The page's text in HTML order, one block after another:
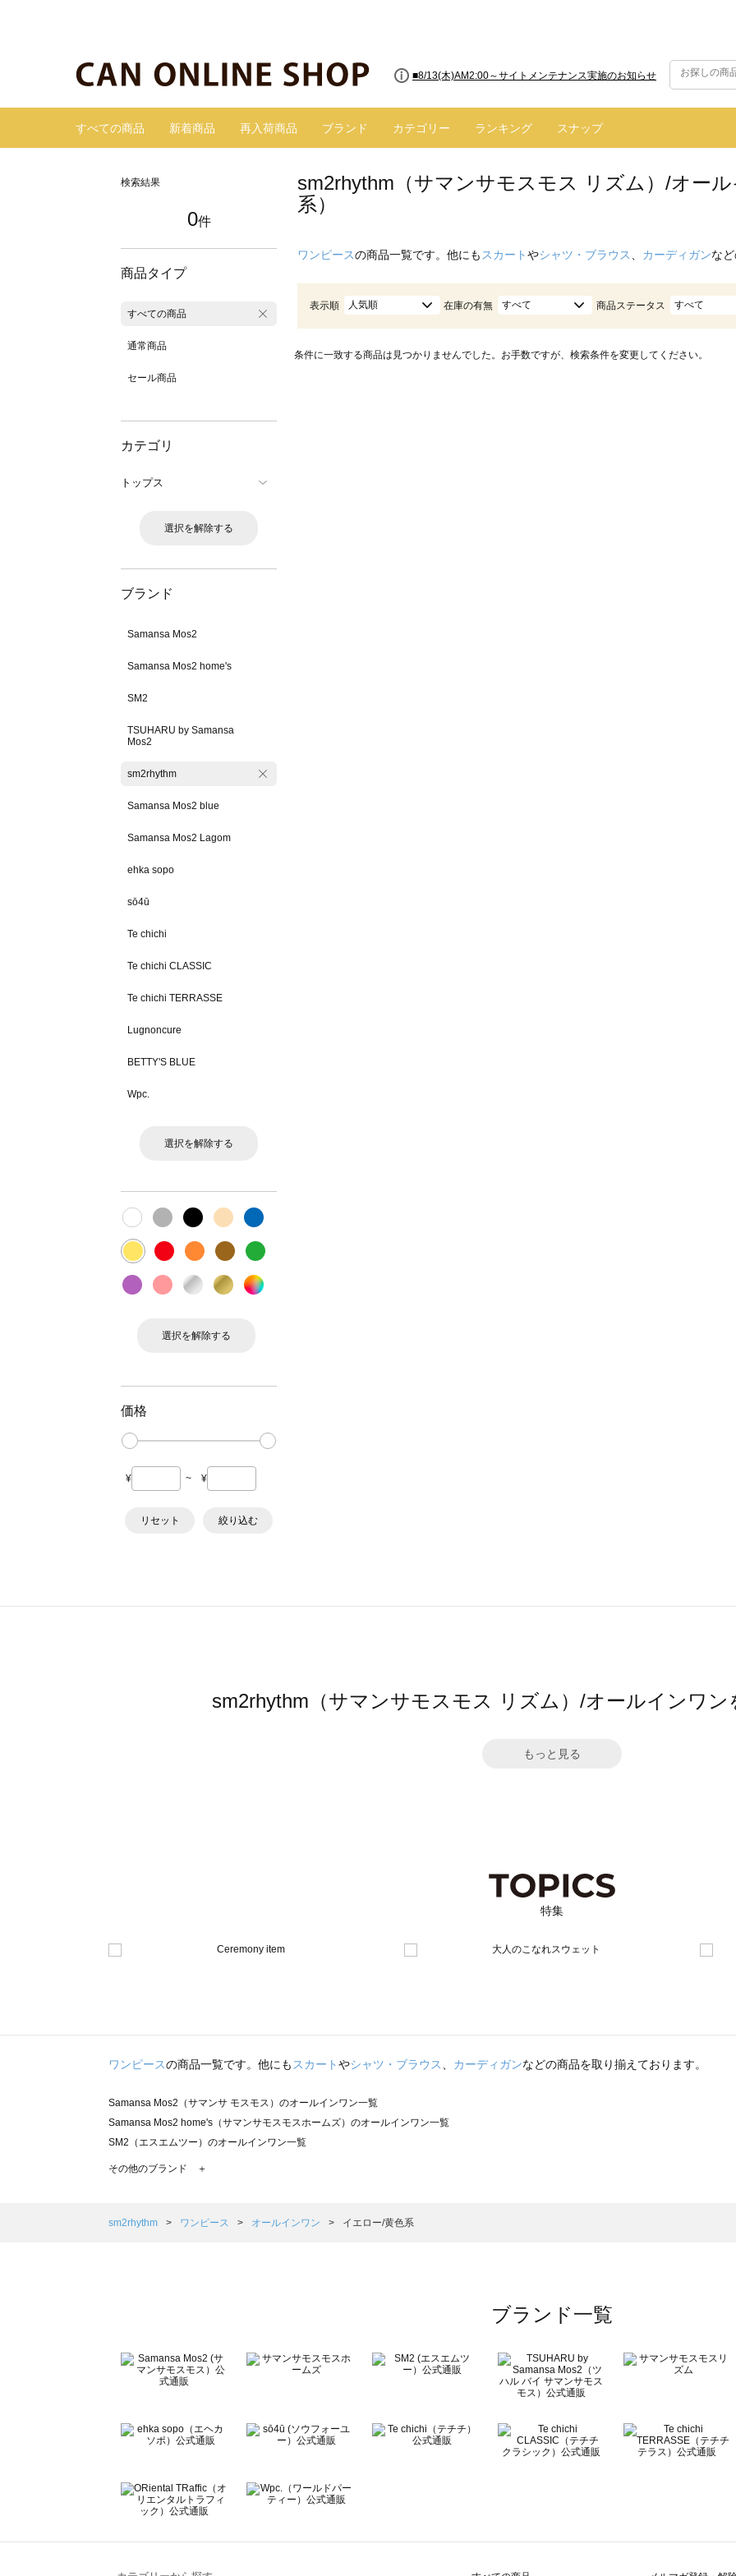
■8/13(木)AM2:00～サイトメンテナンス実施のお知らせ
すべての商品 新着商品 再入荷商品 ブランド カテゴリー ランキング スナップ
検索結果
0件
商品タイプ
すべての商品
通常商品
セール商品
カテゴリ
トップス
選択を解除する
ブランド
Samansa Mos2
Samansa Mos2 home's
SM2
TSUHARU by Samansa
Mos2
sm2rhythm
Samansa Mos2 blue
Samansa Mos2 Lagom
ehka sopo
sō4ū
Te chichi
Te chichi CLASSIC
Te chichi TERRASSE
Lugnoncure
BETTY'S BLUE
Wpc.
選択を解除する
選択を解除する
価格
¥ ~ ¥
リセット 絞り込む
sm2rhythm（サマンサモスモス リズム）/オー
系）
ワンピースの商品一覧です。他にも スカートやシャツ・ブラウス カーディガンな
表示順 人気順 在庫の有無 すべて 商品ステータス すべて
条件に一致する商品は見つかりませんでした。お手数ですが、検索条件を変更してください。
sm2rhythm（サマンサモスモス リズム）/オールインワ
もっと見る
特集
ワンピースの商品一覧です。他にも スカートやシャツ・ブラウス カーディガンなどの商品を取り揃えております。
Samansa Mos2（サマンサ モスモス）のオールインワン一覧
Samansa Mos2 home's（サマンサモスモスホームズ）のオールインワン一覧
SM2（エスエムツー）のオールインワン一覧
TSUHARU by Samansa Mos2（ツハルバイサマンサモスモス）のオールインワン一覧
Samansa Mos2 Lagom（サマンサモスモス ラーゴム）のオールインワン一覧
BETTY'S BLUE（べティーズブルー）のオールインワン一覧
Wpc.（ワールドパーティー）のオールインワン一覧
その他のブランド ＋
sm2rhythm ワンピース オールインワン イエロー/黄色系
ブランド一覧